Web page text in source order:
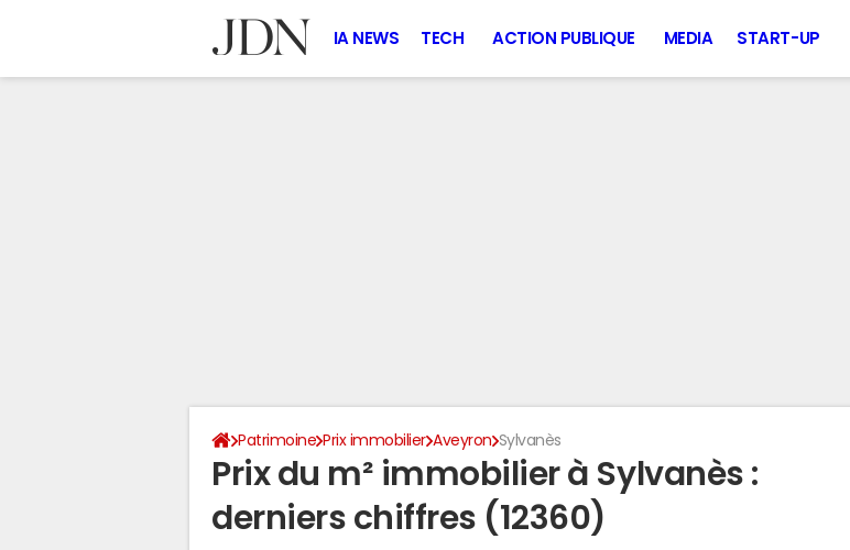
IA NEWS TECH ACTION PUBLIQUE MEDIA START-UP
Patrimoine Prix immobilier Aveyron Sylvanès
Prix du m² immobilier à Sylvanès :
derniers chiffres (12360)